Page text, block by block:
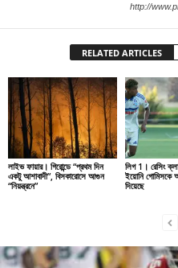
http://
RELATED ARTICLES
লাইভ ফায়ার। গিরোন্ডে “প্রথম দিন
একটু আশাবাদী”, বিসকারোসে আগুন
“নিয়ন্ত্রনে”
লিগ 1। রেসিং
ইয়োনি গোমিসকে
দিয়েছে